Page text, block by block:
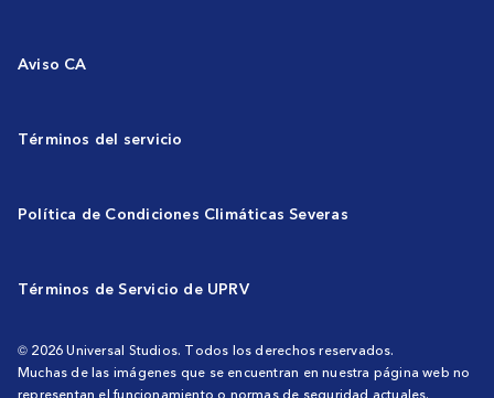
Aviso CA
Términos del servicio
Política de Condiciones Climáticas Severas
Términos de Servicio de UPRV
© 2026 Universal Studios. Todos los derechos reservados.
Muchas de las imágenes que se encuentran en nuestra página web no
representan el funcionamiento o normas de seguridad actuales.